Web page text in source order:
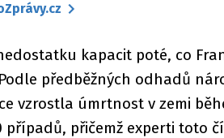
kapacit poté, co
předběžných odhadů
vzrostla úmrtnost v zemi
případů, přičemž experti toto